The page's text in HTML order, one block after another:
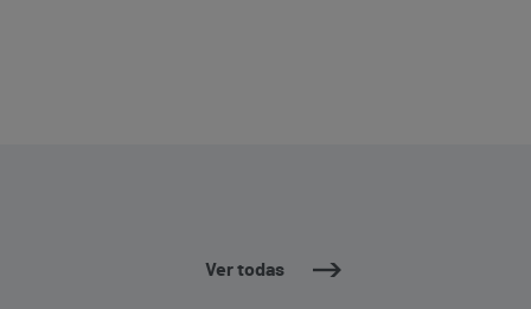
Ver todas